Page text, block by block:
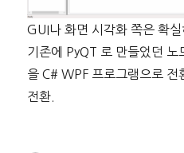
GUI나 화면 시각화 쪽은 확
기존에 PyQT 로 만들었던 노
을 C# WPF 프로그램으로 전
전환.